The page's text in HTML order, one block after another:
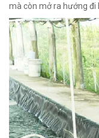
mà còn mở ra hướng đi